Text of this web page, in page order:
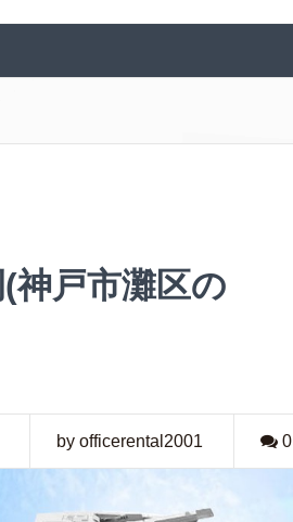
神戸市灘区の
by officerental2001 0